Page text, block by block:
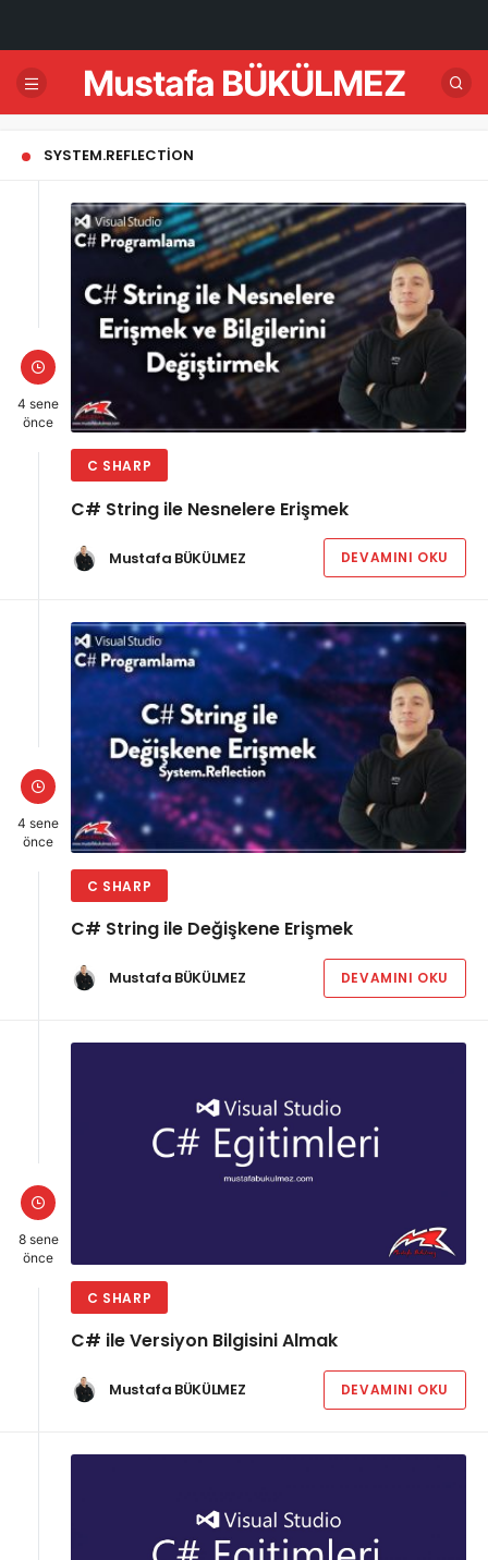
Mustafa BÜKÜLMEZ
SYSTEM.REFLECTION
4 sene
önce
C SHARP
C# String ile Nesnelere Erişmek
Mustafa BÜKÜLMEZ DEVAMINI OKU
4 sene
önce
C SHARP
C# String ile Değişkene Erişmek
Mustafa BÜKÜLMEZ DEVAMINI OKU
8 sene
önce
C SHARP
C# ile Versiyon Bilgisini Almak
Mustafa BÜKÜLMEZ DEVAMINI OKU